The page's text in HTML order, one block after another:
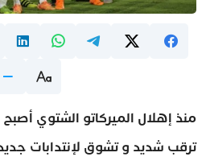
منذ إهلال الميركاتو الشتوي
ترقب شديد و تشوق لإنتدابات